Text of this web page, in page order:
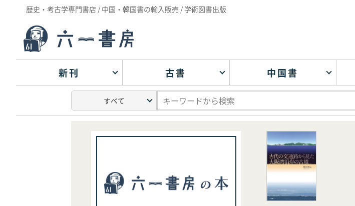
歴史・考古学専門書店 / 中国・韓国書の輸入販売 / 学術図書出版
新刊 古書 中国書